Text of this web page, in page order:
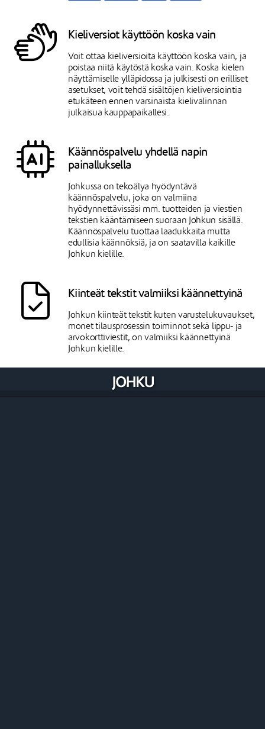
Kieliversiot käyttöön koska vain
Voit ottaa kieliversioita käyttöön koska vain, ja
poistaa niitä käytöstä koska vain. Koska kielen
näyttämiselle ylläpidossa ja julkisesti on erilliset
asetukset, voit tehdä sisältöjen kieliversiointia
etukäteen ennen varsinaista kielivalinnan
julkaisua kauppapaikallesi.
Käännöspalvelu yhdellä napin
painalluksella
Johkussa on tekoälya hyödyntävä
käännöspalvelu, joka on valmiina
hyödynnettävissäsi mm. tuotteiden ja viestien
tekstien kääntämiseen suoraan Johkun sisällä.
Käännöspalvelu tuottaa laadukkaita mutta
edullisia käännöksiä, ja on saatavilla kaikille
Johkun kielille.
Kiinteät tekstit valmiiksi käännettyinä
Johkun kiinteät tekstit kuten varustelukuvaukset,
monet tilausprosessin toiminnot sekä lippu- ja
arvokorttiviestit, on valmiiksi käännettyinä
Johkun kielille.
Julkaiset tuoteryhmät ja tuotteet
kieliversiokohtaisesti